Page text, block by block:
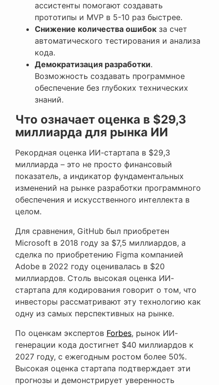
ассистенты помогают создавать
прототипы и MVP в 5-10 раз быстрее.
Снижение количества ошибок за счет
автоматического тестирования и анализа
кода.
Демократизация разработки.
Возможность создавать программное
обеспечение без глубоких технических
знаний.
Что означает оценка в $29,3
миллиарда для рынка ИИ
Рекордная оценка ИИ-стартапа в $29,3
миллиарда – это не просто финансовый
показатель, а индикатор фундаментальных
изменений на рынке разработки программного
обеспечения и искусственного интеллекта в
целом.
Для сравнения, GitHub был приобретен
Microsoft в 2018 году за $7,5 миллиардов, а
сделка по приобретению Figma компанией
Adobe в 2022 году оценивалась в $20
миллиардов. Столь высокая оценка ИИ-
стартапа для кодирования говорит о том, что
инвесторы рассматривают эту технологию как
одну из самых перспективных на рынке.
По оценкам экспертов Forbes, рынок ИИ-
генерации кода достигнет $40 миллиардов к
2027 году, с ежегодным ростом более 50%.
Высокая оценка стартапа подтверждает эти
прогнозы и демонстрирует уверенность